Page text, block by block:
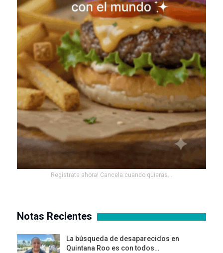
Registrate ahora! Cancela cuando quieras...
Notas Recientes
La búsqueda de desaparecidos en
Quintana Roo es con todos…